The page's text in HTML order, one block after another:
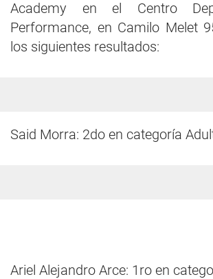
Academy en el Centro
Performance, en Camilo Melet
los siguientes resultados:
Said Morra: 2do en categoría
Ariel Alejandro Arce: 1ro en